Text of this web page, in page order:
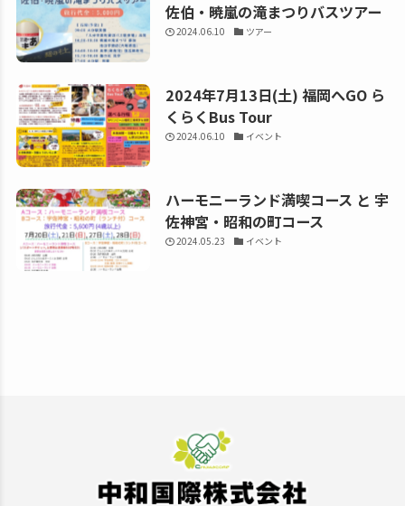
佐伯・暁嵐の滝まつりバスツアー
2024.06.10 ツアー
2024年7月13日(土) 福岡へGO ら
くらくBus Tour
2024.06.10 イベント
ハーモニーランド満喫コース と 宇
佐神宮・昭和の町コース
2024.05.23 イベント